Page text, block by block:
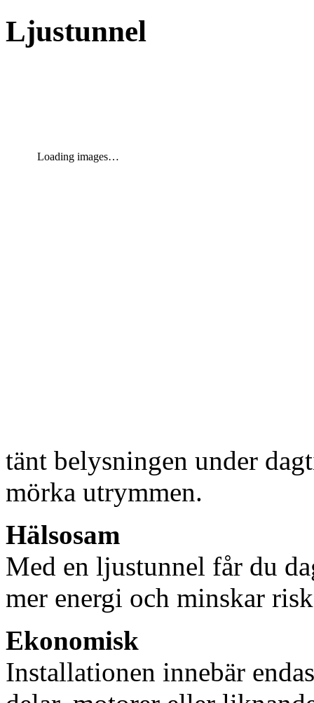
Ljustunnel
Loading images…
tänt belysningen under
mörka utrymmen.
Hälsosam
Med en ljustunnel får du
mer energi och minskar
Ekonomisk
Installationen innebär